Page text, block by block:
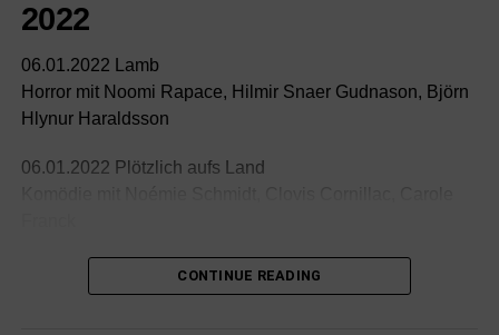
2022
06.01.2022 Lamb
Horror mit Noomi Rapace, Hilmir Snaer Gudnason, Björn
Hlynur Haraldsson
06.01.2022 Plötzlich aufs Land
06.01.2022 The 355
Action mit Jessica Chastain, Penélope Cruz, Diane
CONTINUE READING